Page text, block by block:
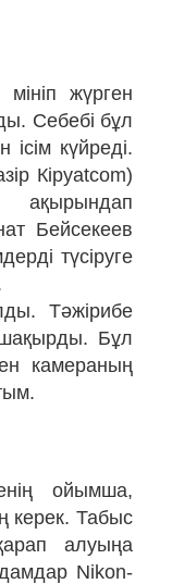
жүрген
Себебі бұл
күйреді.
Кipyatcom)
ақырындап
Бейсекеев
түсіруге
Тәжірибе
шақырды. Бұл
камераның
ойымша,
керек. Табыс
алуыңа
Nikon-